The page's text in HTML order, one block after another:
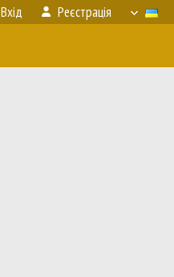
Вхід Реєстрація